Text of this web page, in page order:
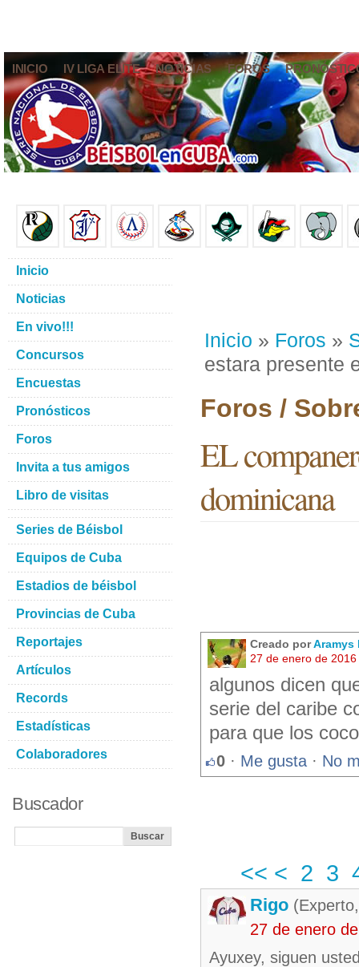
INICIO IV LIGA ELITE NOTICIAS FOROS
Inicio » Foros »
estara presente
Foros /
EL
dominicana
Creado porAramys
27 de enero de
algunos dicen
serie del caribe
para que los
0 · Me gusta · No
<< < 2 3
Rigo
27 de enero
Ayuxey, siguen
Inicio
Noticias
En vivo!!!
Concursos
Encuestas
Pronósticos
Foros
Invita a tus amigos
Libro de visitas
Series de Béisbol
Equipos de Cuba
Estadios de béisbol
Provincias de Cuba
Reportajes
Artículos
Records
Estadísticas
Colaboradores
Buscador